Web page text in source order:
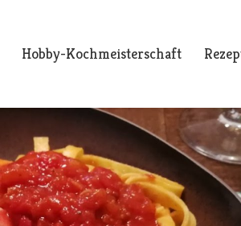
Hobby-Kochmeisterschaft